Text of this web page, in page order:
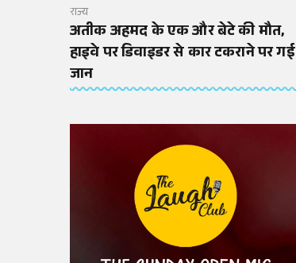
राज्य
अतीक अहमद के एक और बेटे की मौत,
हाइवे पर डिवाइडर से कार टकराने पर गई
जान